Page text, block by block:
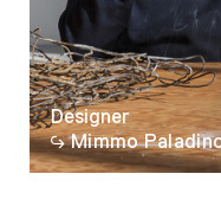
Designer
Mimmo